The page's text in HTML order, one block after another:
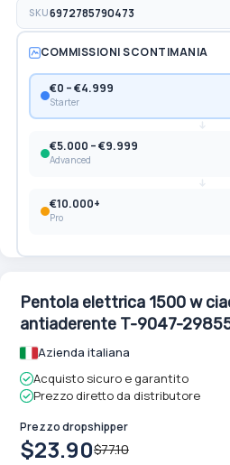
SKU6972785790473
COMMISSIONI SCONTIMANIA
€0 – €4.999
Starter
€5.000 – €9.999
Advanced
€10.000+
Pro
Pentola elettrica 1500 w
antiaderente T-9047-
Azienda italiana
Acquisto sicuro e garantito
Prezzo diretto da distributore
Prezzo dropshipper
$23.90$77.10